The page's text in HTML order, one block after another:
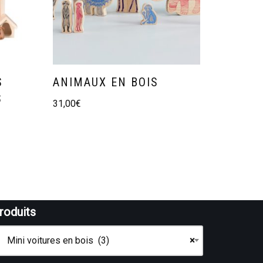
ANIMAUX EN BOIS
31,00€
×
Mini voitures en bois (3)